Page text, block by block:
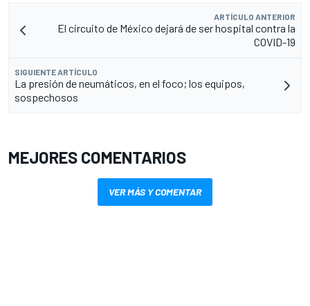
ARTÍCULO ANTERIOR
El circuito de México dejará de ser hospital contra la
COVID-19
SIGUIENTE ARTÍCULO
La presión de neumáticos, en el foco; los equipos,
sospechosos
MEJORES COMENTARIOS
VER MÁS Y COMENTAR